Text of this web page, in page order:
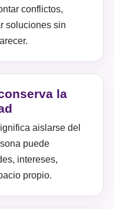
conflictos,
soluciones sin
la
aislarse del
puede
intereses,
propio.